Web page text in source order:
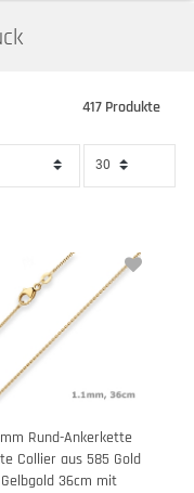
417 Produkte
Rund-Ankerkette
Collier aus 585 Gold
Gelbgold 36cm mit